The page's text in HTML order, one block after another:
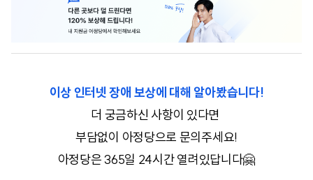
이상 인터넷 장애 보상에 대해 알아봤습니다!
더 궁금하신 사항이 있다면
부담없이 아정당으로 문의주세요!
아정당은 365일 24시간 열려있답니다🤗